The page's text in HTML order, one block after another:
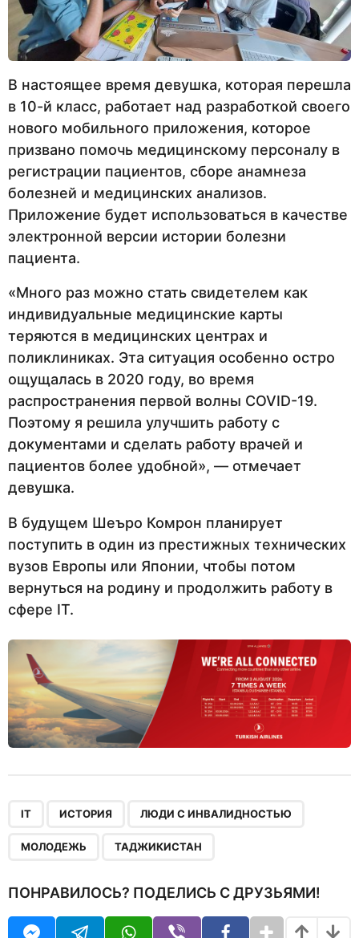
В настоящее время девушка, которая перешла
в 10-й класс, работает над разработкой своего
нового мобильного приложения, которое
призвано помочь медицинскому персоналу в
регистрации пациентов, сборе анамнеза
болезней и медицинских анализов.
Приложение будет использоваться в качестве
электронной версии истории болезни
пациента.
«Много раз можно стать свидетелем как
индивидуальные медицинские карты
теряются в медицинских центрах и
поликлиниках. Эта ситуация особенно остро
ощущалась в 2020 году, во время
распространения первой волны COVID-19.
Поэтому я решила улучшить работу с
документами и сделать работу врачей и
пациентов более удобной», — отмечает
девушка.
В будущем Шеъро Комрон планирует
поступить в один из престижных технических
вузов Европы или Японии, чтобы потом
вернуться на родину и продолжить работу в
сфере IT.
IT ИСТОРИЯ ЛЮДИ С ИНВАЛИДНОСТЬЮ
МОЛОДЕЖЬ ТАДЖИКИСТАН
ПОНРАВИЛОСЬ? ПОДЕЛИСЬ С ДРУЗЬЯМИ!